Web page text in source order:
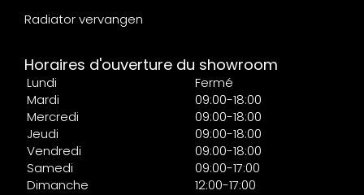
Radiator vervangen
Horaires d'ouverture du showroom
Lundi
Fermé
Mardi
09:00-18:00
Mercredi
09:00-18:00
Jeudi
09:00-18:00
Vendredi
09:00-18:00
Samedi
09:00-17:00
Dimanche
12:00-17:00